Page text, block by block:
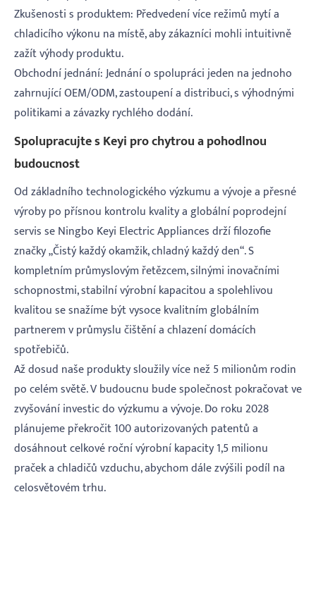
Zkušenosti s produktem: Předvedení více režimů mytí a
chladicího výkonu na místě, aby zákazníci mohli intuitivně
zažít výhody produktu.
Obchodní jednání: Jednání o spolupráci jeden na jednoho
zahrnující OEM/ODM, zastoupení a distribuci, s výhodnými
politikami a závazky rychlého dodání.
Spolupracujte s Keyi pro chytrou a pohodlnou
budoucnost
Od základního technologického výzkumu a vývoje a přesné
výroby po přísnou kontrolu kvality a globální poprodejní
servis se Ningbo Keyi Electric Appliances drží filozofie
značky „Čistý každý okamžik, chladný každý den“. S
kompletním průmyslovým řetězcem, silnými inovačními
schopnostmi, stabilní výrobní kapacitou a spolehlivou
kvalitou se snažíme být vysoce kvalitním globálním
partnerem v průmyslu čištění a chlazení domácích
spotřebičů.
Až dosud naše produkty sloužily více než 5 milionům rodin
po celém světě. V budoucnu bude společnost pokračovat ve
zvyšování investic do výzkumu a vývoje. Do roku 2028
plánujeme překročit 100 autorizovaných patentů a
dosáhnout celkové roční výrobní kapacity 1,5 milionu
praček a chladičů vzduchu, abychom dále zvýšili podíl na
celosvětovém trhu.